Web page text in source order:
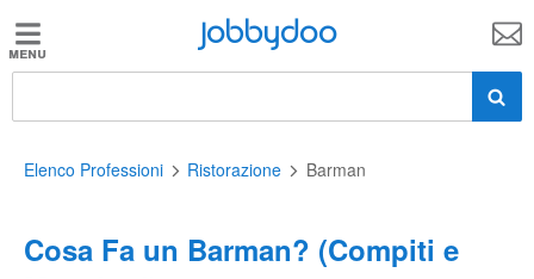
Jobbydoo
lavoro
Stipendi
Jobbydoo
Elenco Professioni Ristorazione Barman
Cosa Fa un Barman? (Compiti e